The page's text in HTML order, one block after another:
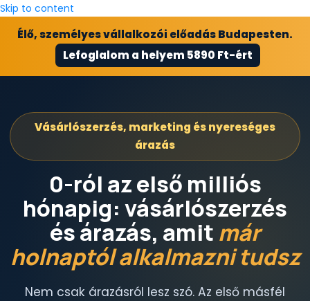
Skip to content
Élő, személyes vállalkozói előadás Budapesten.
Lefoglalom a helyem 5890 Ft-ért
Vásárlószerzés, marketing és nyereséges
árazás
0-ról az első milliós
hónapig: vásárlószerzés
és árazás, amit már
holnaptól alkalmazni tudsz
Nem csak árazásról lesz szó. Az első másfél